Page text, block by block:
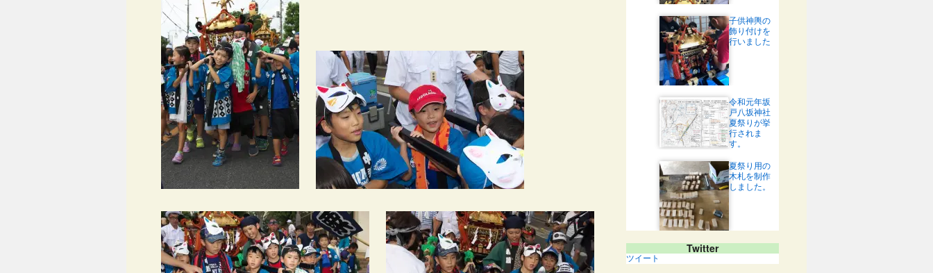
子供神輿の
飾り付けを
行いました
令和元年坂
戸八坂神社
夏祭りが挙
行されま
す。
夏祭り用の
木札を制作
しました。
Twitter
ツイート